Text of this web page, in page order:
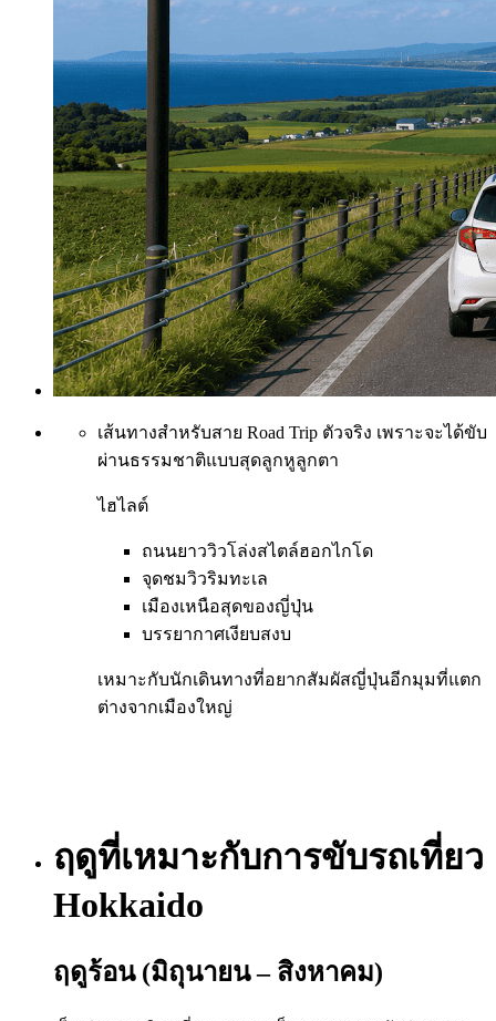
เส้นทางสำหรับสาย Road Trip ตัวจริง เพราะจะได้ขับ
ผ่านธรรมชาติแบบสุดลูกหูลูกตา
ไฮไลต์
ถนนยาววิวโล่งสไตล์ฮอกไกโด
จุดชมวิวริมทะเล
เมืองเหนือสุดของญี่ปุ่น
บรรยากาศเงียบสงบ
เหมาะกับนักเดินทางที่อยากสัมผัสญี่ปุ่นอีกมุมที่แตก
ต่างจากเมืองใหญ่
ฤดูที่เหมาะกับการขับรถเที่ยว
Hokkaido
ฤดูร้อน (มิถุนายน – สิงหาคม)